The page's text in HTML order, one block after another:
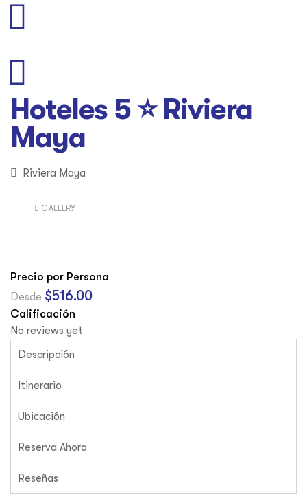
Hoteles 5 ⭐ Riviera
Maya
Riviera Maya
GALLERY
Precio por Persona
Desde $516.00
Calificación
No reviews yet
Descripción
Itinerario
Ubicación
Reserva Ahora
Reseñas